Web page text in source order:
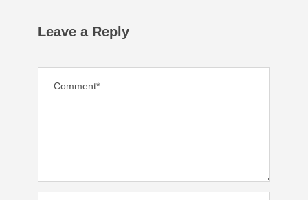
Leave a Reply